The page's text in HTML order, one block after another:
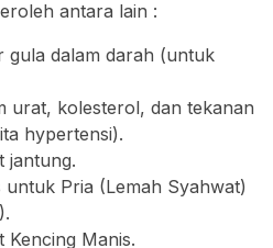
antara lain :
gula dalam darah (untuk
urat, kolesterol, dan tekanan
hypertensi).
jantung.
untuk Pria (Lemah Syahwat)
Kencing Manis.